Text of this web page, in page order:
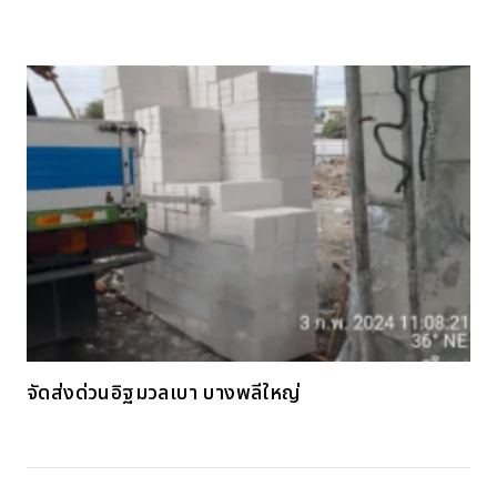
จัดส่งด่วนอิฐมวลเบา บางพลีใหญ่